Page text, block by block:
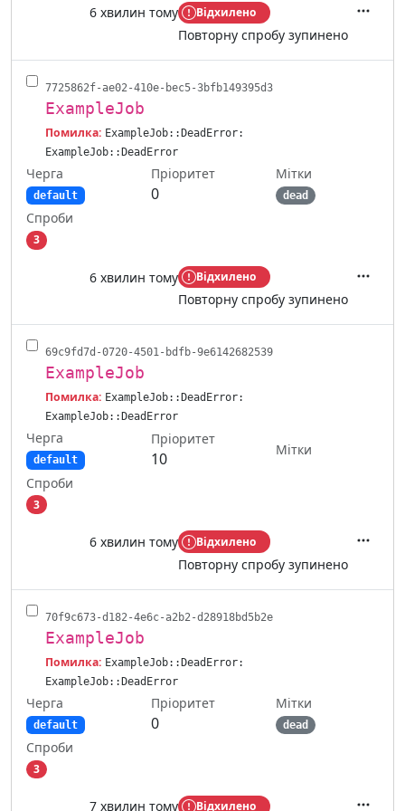
6 хвилин тому Відхилено
Повторну спробу зупинено
7725862f-ae02-410e-bec5-3bfb149395d3
ExampleJob
Помилка: ExampleJob::DeadError:
ExampleJob::DeadError
Черга
default
Пріоритет
0
Мітки
dead
Спроби
3
6 хвилин тому Відхилено
Повторну спробу зупинено
Дії
69c9fd7d-0720-4501-bdfb-9e6142682539
ExampleJob
Помилка: ExampleJob::DeadError:
ExampleJob::DeadError
Черга
default
Пріоритет
10
Мітки
Спроби
3
6 хвилин тому Відхилено
Повторну спробу зупинено
70f9c673-d182-4e6c-a2b2-d28918bd5b2e
ExampleJob
Помилка: ExampleJob::DeadError:
ExampleJob::DeadError
Черга
default
Пріоритет
0
Мітки
dead
Спроби
3
7 хвилин тому Відхилено